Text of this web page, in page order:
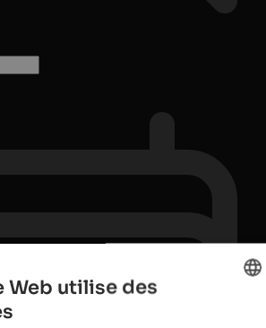
Web utilise des